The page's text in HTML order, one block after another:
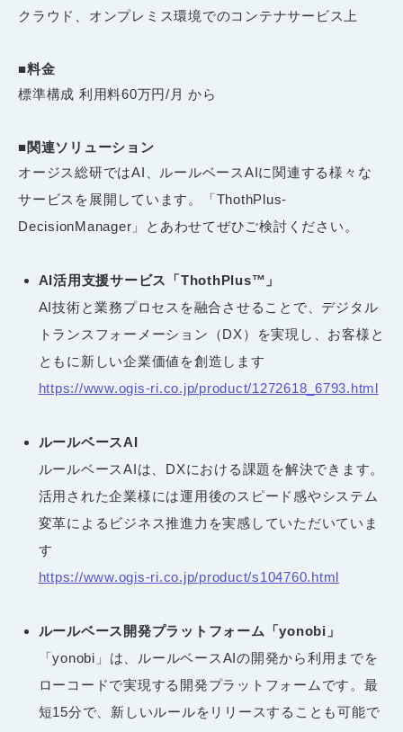
クラウド、オンプレミス環境でのコンテナサービス上
■料金
標準構成 利用料60万円/月 から
■関連ソリューション
オージス総研ではAI、ルールベースAIに関連する様々な
サービスを展開しています。「ThothPlus-
DecisionManager」とあわせてぜひご検討ください。
AI活用支援サービス「ThothPlus™」
AI技術と業務プロセスを融合させることで、デジタル
トランスフォーメーション（DX）を実現し、お客様と
ともに新しい企業価値を創造します
https://www.ogis-ri.co.jp/product/1272618_6793.html
ルールベースAI
ルールベースAIは、DXにおける課題を解決できます。
活用された企業様には運用後のスピード感やシステム
変革によるビジネス推進力を実感していただいていま
す
https://www.ogis-ri.co.jp/product/s104760.html
ルールベース開発プラットフォーム「yonobi」
「yonobi」は、ルールベースAIの開発から利用までを
ローコードで実現する開発プラットフォームです。最
短15分で、新しいルールをリリースすることも可能で